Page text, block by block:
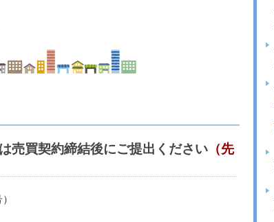
売買契約締結後にご提出ください （先